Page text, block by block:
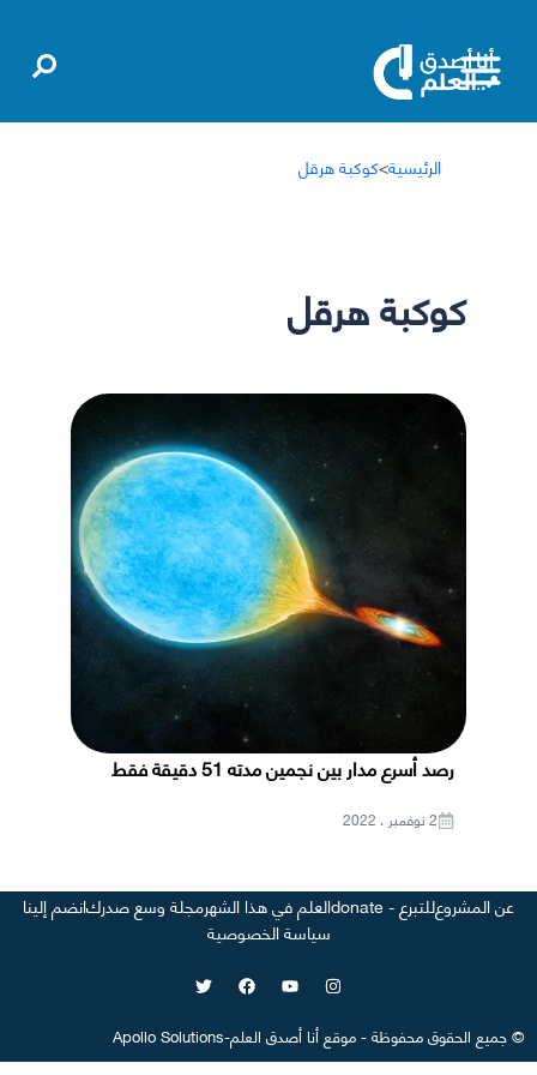
الرئيسية>كوكبة هرقل
كوكبة هرقل
رصد أسرع مدار بين نجمين مدته 51 دقيقة فقط
2 نوفمبر ، 2022
عن المشروعللتبرع - donate العلم في هذا الشهرمجلة وسع صدركانضم إلينا
سياسة الخصوصية
©جميع الحقوق محفوظة-موقع أنا أصدق العلم-
Apollo Solutions